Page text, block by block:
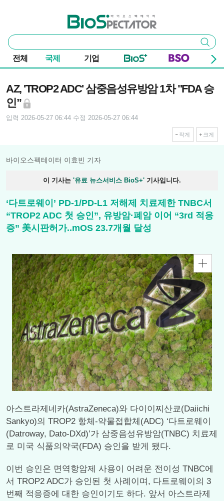
바이오스펙테이터
통
합
검
색
검색
전체 국제 기업
AZ, 'TROP2 ADC' 삼중음성유방암 1차 "FDA 승
인”
입력 2026-05-27 06:44 수정 2026-05-27 06:44
작게 크게
바이오스펙테이터 이효빈 기자
이 기사는 '유료 뉴스서비스 BioS+' 기사입니다.
‘다트로웨이’ PD-1/PD-L1 저해제 치료제한 TNBC서
“TROP2 ADC 첫 승인”, 유방암·폐암 이어 “3rd 적응
증” 美시판허가..mOS 23.7개월 달성
아스트라제네카(AstraZeneca)와 다이이찌산쿄(Daiichi
Sankyo)의 TROP2 항체-약물접합체(ADC) ‘다트로웨이
(Datroway, Dato-DXd)’가 삼중음성유방암(TNBC) 치료제
로 미국 식품의약국(FDA) 승인을 받게 됐다.
이번 승인은 면역항암제 사용이 어려운 전이성 TNBC에
서 TROP2 ADC가 승인된 첫 사례이며, 다트로웨이의 3
번째 적응증에 대한 승인이기도 하다. 앞서 아스트라제